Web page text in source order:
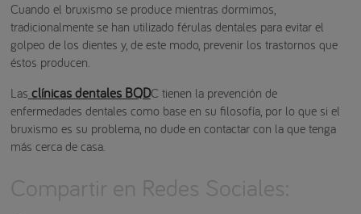
Cuando el bruxismo se produce mientras dormimos,
tradicionalmente se han utilizado férulas dentales para evitar el
golpeo de los dientes y, de este modo, prevenir los trastornos que
éstos producen.
Las clínicas dentales BQDC tienen la prevención de
enfermedades dentales como base en su filosofía, por lo que si el
bruxismo es su problema, no dude en contactar con la que tenga
más cerca de casa.